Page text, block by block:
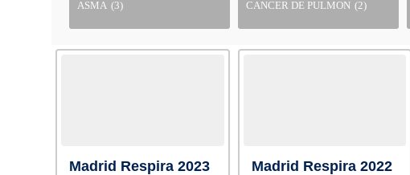
ASMA (3) CANCER DE PULMON (2)
Madrid Respira 2023 Madrid Respira 2022